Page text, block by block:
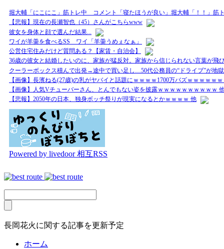
堀大輔「にこにこ」筋トレ中 コメント「寝たほうが良い」堀大輔「！！」筋
【悲報】現在の長瀬智也（45）さんがこちらwww
彼女を身体と顔で選んだ結果...
ワイが羊羮を食べるSS ワイ「羊羮うめぇなぁ」
公営住宅住みだけど質問ある？【家賃・自治会】
36歳の彼女と結婚したいのに、家族が猛反対。家族から信じられない言葉が飛
クーラーボックス積んで出発→途中で買い足し…50代公務員の“ドライブ”が地
【画像】長濱ねる(27歳)の乳がヤバイと話題にｗｗｗｗ1700万バズｗｗｗｗｗ
【画像】人気Vチューバーさん、とんでもない姿を披露ｗｗｗｗｗｗｗｗｗｗ
【悲報】2050年の日本、独身ボッチ祭りが現実になるとかｗｗｗｗ 他
Powered by livedoor 相互RSS
長岡花火に関する記事を更新予定
ホーム